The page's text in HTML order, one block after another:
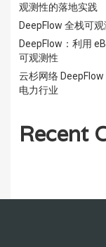
观测性的落地实践
DeepFlow 全栈可
DeepFlow：利用
可观测性
云杉网络
电力行业
Recent